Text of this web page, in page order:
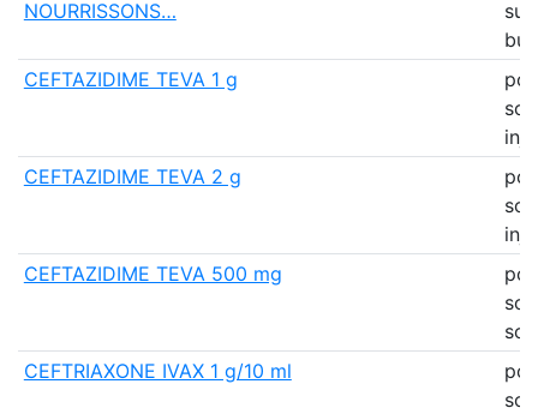
NOURRISSONS…
CEFTAZIDIME TEVA 1 g
CEFTAZIDIME TEVA 2 g
CEFTAZIDIME TEVA 500 mg
CEFTRIAXONE IVAX 1 g/10 ml